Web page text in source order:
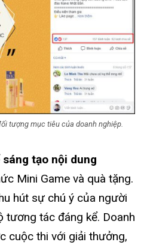
tượng mục tiêu của doanh nghiệp.
sáng tạo nội dung
Mini Game và quà tặng.
hút sự chú ý của người
tương tác đáng kể. Doanh
cuộc thi với giải thưởng,